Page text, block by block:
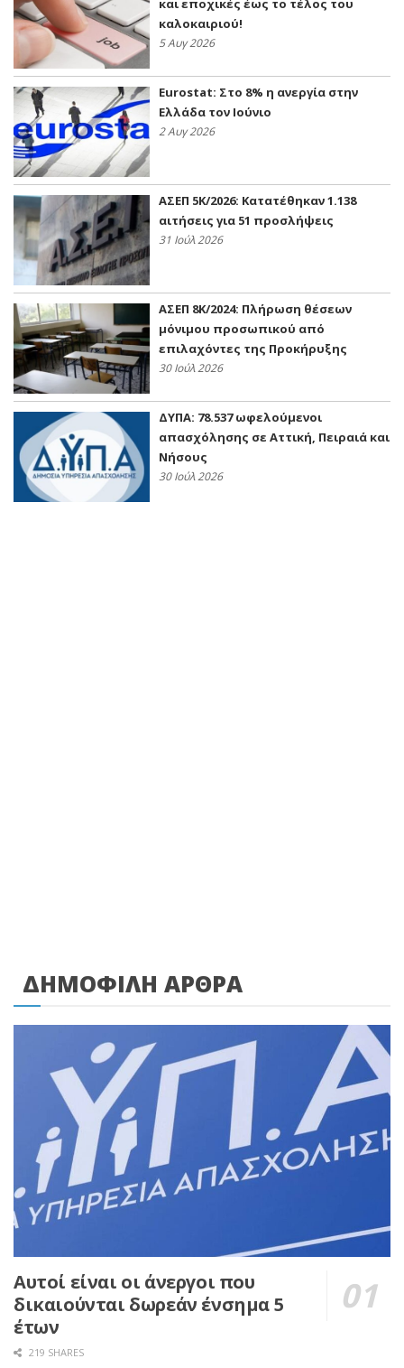
και εποχικές έως το τέλος του
καλοκαιριού!
5 Αυγ 2026
Eurostat: Στο 8% η ανεργία στην
Ελλάδα τον Ιούνιο
2 Αυγ 2026
ΑΣΕΠ 5Κ/2026: Κατατέθηκαν 1.138
αιτήσεις για 51 προσλήψεις
31 Ιούλ 2026
ΑΣΕΠ 8Κ/2024: Πλήρωση θέσεων
μόνιμου προσωπικού από
επιλαχόντες της Προκήρυξης
30 Ιούλ 2026
ΔΥΠΑ: 78.537 ωφελούμενοι
απασχόλησης σε Αττική, Πειραιά και
Νήσους
30 Ιούλ 2026
ΔΗΜΟΦΙΛΗ ΑΡΘΡΑ
Αυτοί είναι οι άνεργοι που
δικαιούνται δωρεάν ένσημα 5
έτων
219 SHARES